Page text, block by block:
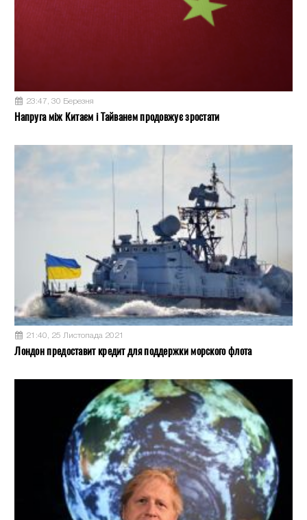
23:47, 30 Березня
Напруга між Китаєм і Тайванем продовжує зростати
21:40, 25 Листопада 2021
Лондон предоставит кредит для поддержки морского флота